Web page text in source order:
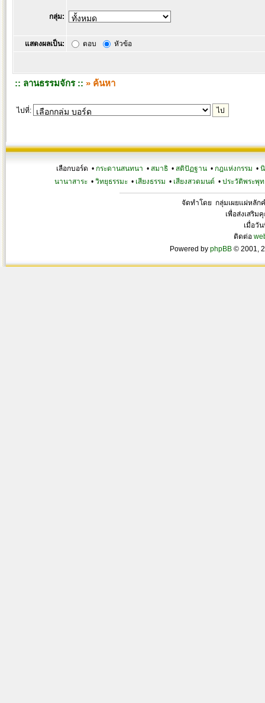
กลุ่ม:
แสดงผลเป็น: ตอบ หัวข้อ
:: ลานธรรมจักร :: » ค้นหา
ไปที่:
เลือกบอร์ด • กระดานสนทนา • สมาธิ • สติปัฏฐาน • กฎแห่งกรรม •
นานาสาระ• วิทยุธรรมะ• เสียงธรรม • เสียงสวดมนต์ • ประวัติพระพุท
จัดทำโดย กลุ่มเผยแผ่หลัก
เพื่อส่งเสริม
เมื่อวั
ติดต่อ
Powered by phpBB © 2001,